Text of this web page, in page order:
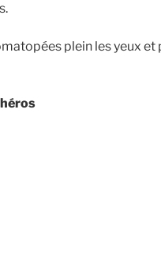
plein les yeux et